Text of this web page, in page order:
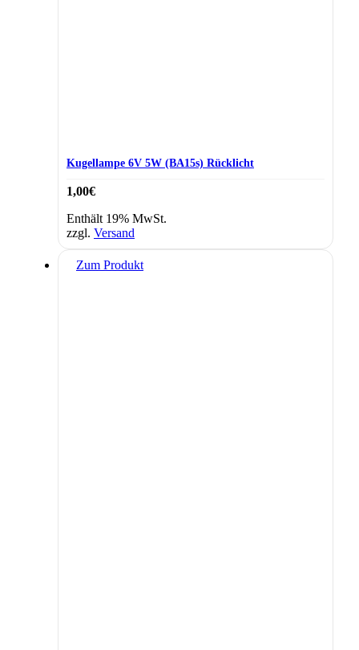
Kugellampe 6V 5W (BA15s) Rücklicht
1,00€
Enthält 19% MwSt.
zzgl. Versand
Zum Produkt